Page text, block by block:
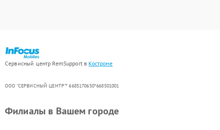
Сервисный центр RemSupport в Костроме
ООО "СЕРВИСНЫЙ ЦЕНТР"* 6685170650*668501001
Филиалы в Вашем городе